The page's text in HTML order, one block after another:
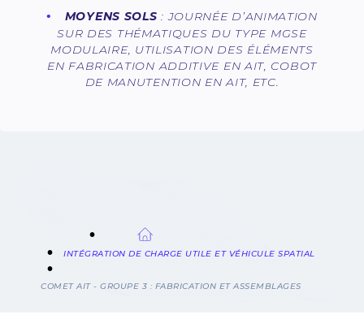
MOYENS SOLS : JOURNÉE D’ANIMATION
SUR DES THÉMATIQUES DU TYPE MGSE
MODULAIRE, UTILISATION DES ÉLÉMENTS
EN FABRICATION ADDITIVE EN AIT, COBOT
DE MANUTENTION EN AIT, ETC.
FIL
INTÉGRATION DE CHARGE UTILE ET VÉHICULE SPATIAL
COMET AIT - GROUPE 3 : FABRICATION ET ASSEMBLAGES